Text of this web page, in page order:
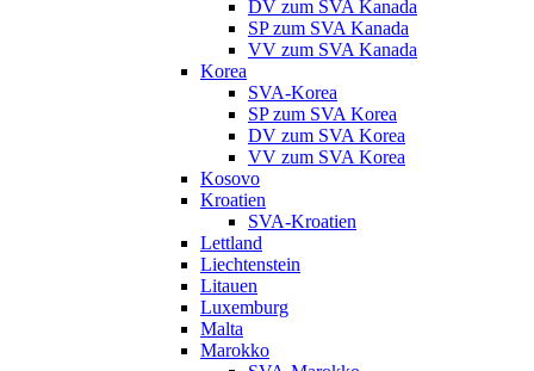
DV zum SVA Kanada
SP zum SVA Kanada
VV zum SVA Kanada
Korea
SVA-Korea
SP zum SVA Korea
DV zum SVA Korea
VV zum SVA Korea
Kosovo
Kroatien
SVA-Kroatien
Lettland
Liechtenstein
Litauen
Luxemburg
Malta
Marokko